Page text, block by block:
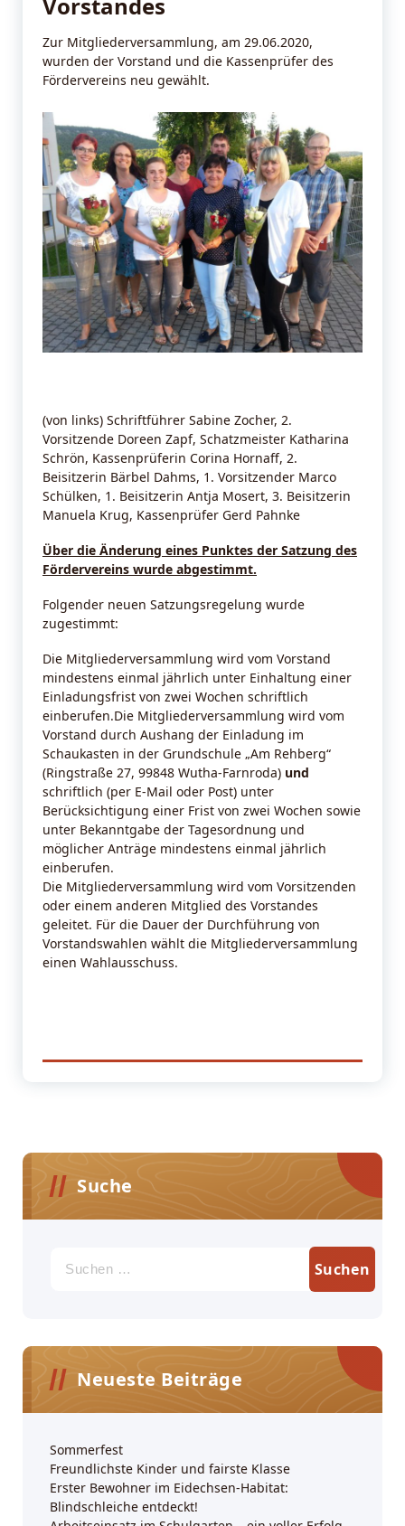
Vorstandes
Zur Mitgliederversammlung, am 29.06.2020,
wurden der Vorstand und die Kassenprüfer des
Fördervereins neu gewählt.
(von links) Schriftführer Sabine Zocher, 2.
Vorsitzende Doreen Zapf, Schatzmeister Katharina
Schrön, Kassenprüferin Corina Hornaff, 2.
Beisitzerin Bärbel Dahms, 1. Vorsitzender Marco
Schülken, 1. Beisitzerin Antja Mosert, 3. Beisitzerin
Manuela Krug, Kassenprüfer Gerd Pahnke
Über die Änderung eines Punktes der Satzung des
Fördervereins wurde abgestimmt.
Folgender neuen Satzungsregelung wurde
zugestimmt:
Die Mitgliederversammlung wird vom Vorstand
mindestens einmal jährlich unter Einhaltung einer
Einladungsfrist von zwei Wochen schriftlich
einberufen.Die Mitgliederversammlung wird vom
Vorstand durch Aushang der Einladung im
Schaukasten in der Grundschule „Am Rehberg“
(Ringstraße 27, 99848 Wutha-Farnroda) und
schriftlich (per E-Mail oder Post) unter
Berücksichtigung einer Frist von zwei Wochen sowie
unter Bekanntgabe der Tagesordnung und
möglicher Anträge mindestens einmal jährlich
einberufen.
Die Mitgliederversammlung wird vom Vorsitzenden
oder einem anderen Mitglied des Vorstandes
geleitet. Für die Dauer der Durchführung von
Vorstandswahlen wählt die Mitgliederversammlung
einen Wahlausschuss.
Suche
nach:
Neueste Beiträge
Sommerfest
Freundlichste Kinder und fairste Klasse
Erster Bewohner im Eidechsen-Habitat:
Blindschleiche entdeckt!